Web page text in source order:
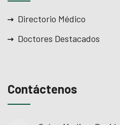
Directorio Médico
Doctores Destacados
Contáctenos